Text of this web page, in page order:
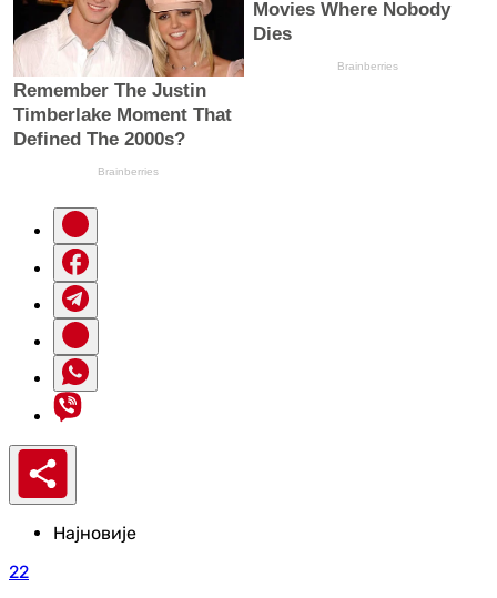
Најновије
22